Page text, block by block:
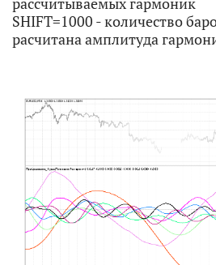
SHIFT=1000 - количество
расчитана амплитуда